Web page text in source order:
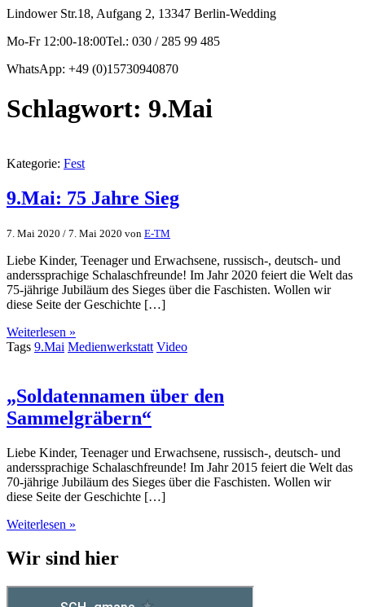
Lindower Str.18, Aufgang 2, 13347 Berlin-Wedding
Mo-Fr 12:00-18:00Tel.: 030 / 285 99 485
WhatsApp: +49 (0)15730940870
Schlagwort: 9.Mai
Kategorie: Fest
9.Mai: 75 Jahre Sieg
7. Mai 2020 / 7. Mai 2020 von E-TM
Liebe Kinder, Teenager und Erwachsene, russisch-, deutsch- und
anderssprachige Schalaschfreunde! Im Jahr 2020 feiert die Welt das
75-jährige Jubiläum des Sieges über die Faschisten. Wollen wir
diese Seite der Geschichte […]
Weiterlesen »
Tags 9.Mai Medienwerkstatt Video
„Soldatennamen über den
Sammelgräbern“
Liebe Kinder, Teenager und Erwachsene, russisch-, deutsch- und
anderssprachige Schalaschfreunde! Im Jahr 2015 feiert die Welt das
70-jährige Jubiläum des Sieges über die Faschisten. Wollen wir
diese Seite der Geschichte […]
Weiterlesen »
Wir sind hier